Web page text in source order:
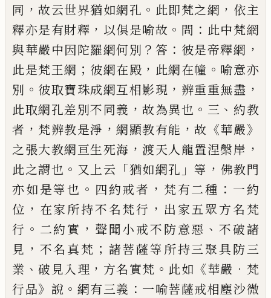
同 ，故云世界猶如網孔 。 此即梵之網 ， 依主
釋亦是有財釋 ， 以俱是喻故 。 問 ： 此中梵網
與華嚴中因陀羅網何別 ？ 答 ： 彼是帝釋網 ，
此是梵王網 ； 彼網在殿 ， 此網在幢 。 喻意亦
別 。 彼取寶珠成網互相影現 ， 辨重重無盡 ，
此取網孔差別不同義 ，故為異也 。 三 、 約教
者 ， 梵辨教是淨 ，網顯教有能 ，故 《華嚴》
之張大教網亘生死海 ， 渡天人龍置涅槃岸 ，
此之謂也 。 又上云 「猶如網孔 」等 ， 佛教門
亦如是等也 。 四約戒者 ， 梵有二種 ： 一約
位 ， 在家所持不名梵行 ， 出家五眾方名梵
行 。 二約實 ， 聲聞小戒不防意惡 、 不破諸
見 ， 不名真梵 ； 諸菩薩等所持三聚具防三
業 、破見入理 ， 方名實梵 。 此如 《華嚴 ． 梵
行品》 說 。 網有三義 ： 一喻菩薩戒相塵沙微